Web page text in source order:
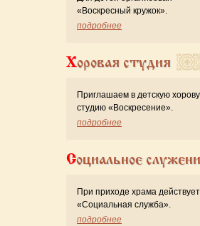
«Воскресный кружок».
подробнее
Хоровая студия
Приглашаем в детскую
студию «Воскресение».
подробнее
Социальное
При приходе храма действует
«Cоциальная служба».
подробнее